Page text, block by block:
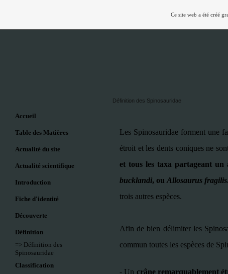
Accueil
Table des Matières
Actualité du site
Actualité scientifique
Introduction
Fiche d'identité
Découverte
Définition
=> Définition des
Spinosauridae
Classification
Définition des Spinosauridae
Les Spinosauridae forment une
étroit et les dents coniques ne
et tous les taxa partageant un
bucklandi, ou Allosaurus fragilis.
trois autres espèces.
Afin de bien délimiter les
commun toutes les espèces de
- Un crâne remarquablement
Ce site web a été créé